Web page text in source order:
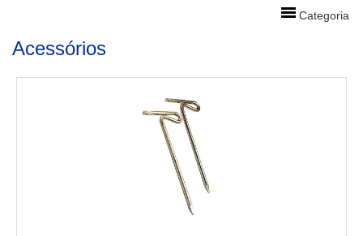
Categoria
Acessórios